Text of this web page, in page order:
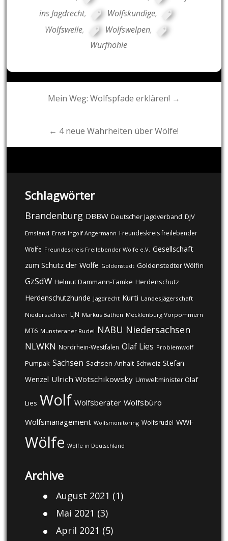
ins Jagdrecht, Wolfskundige,
Wolfswelle, Wolfswelpen,
Wurfhöhle
Mein Weg: Wolfspfade erklären! →
← 4 neue Wahrheiten über Wölfe!
Schlagwörter
Brandenburg DBBW Deutscher Jagdverband DJV
Emsland Ernst-Ingolf Angermann Freundeskreis freilebender
Wölfe Freundeskreis Freilebender Wölfe e.V. Gesellschaft
zum Schutz der Wölfe Goldenstedt Goldenstedter Wölfin
GzSdW Helmut Dammann-Tamke Herdenschutz
Herdenschutzhunde Jagdrecht Kurti Landesjägerschaft
Niedersachsen LJN Markus Bathen Mecklenburg Vorpommern
MT6 Munsteraner Rudel NABU Niedersachsen
NLWKN Nordrhein-Westfalen Olaf Lies Problemwolf
Pumpak Sachsen Sachsen-Anhalt Schweiz Stefan
Wenzel Ulrich Wotschikowsky Umweltminister Olaf
Lies Wolf Wolfsberater Wolfsbüro
Wolfsmanagement Wolfsmonitoring Wolfsrudel WWF
Wölfe Wölfe in Deutschland
Archive
August 2021 (1)
Mai 2021 (3)
April 2021 (5)